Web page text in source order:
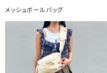
メッシュボールバッグ